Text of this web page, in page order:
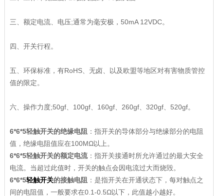
三、额定电流、电压;通常为毫安极，50mA 12VDC。
四、开关行程。
五、环保标准，有RoHS、无卤、以及欧盟等地区对有害物质管控
值的限定。
六、操作力度;50gf、100gf、160gf、260gf、320gf、520gf。
6*6*5轻触开关的绝缘电阻 ：指开关的导体部分与绝缘部分的电阻
值，绝缘电阻值应在100MΩ以上。
6*6*5轻触开关的额定电流：指开关接通时所允许通过的最大安全
电流。当超过此值时，开关的触点会因电流过大而烧毁。
6*6*5轻触开关的接触电阻 ：是指开关在开通状态下，每对触点之
间的电阻值，一般要求在0.1-0.5Ω以下，此值越小越好。